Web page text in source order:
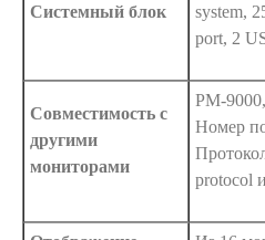
Системный блок
system,
port, 2
Совместимость с
другими
мониторами
PM-
Номер
protocol